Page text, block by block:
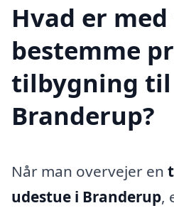
Hvad er
bestemme
tilbygning til
Branderup?
Når man overvejer en
udestue i Branderup,